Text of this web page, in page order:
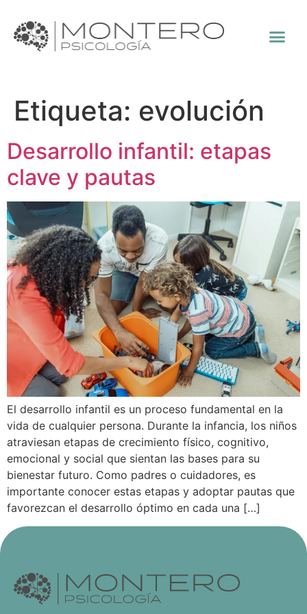
Etiqueta: evolución
Desarrollo infantil: etapas
clave y pautas
El desarrollo infantil es un proceso fundamental en la
vida de cualquier persona. Durante la infancia, los niños
atraviesan etapas de crecimiento físico, cognitivo,
emocional y social que sientan las bases para su
bienestar futuro. Como padres o cuidadores, es
importante conocer estas etapas y adoptar pautas que
favorezcan el desarrollo óptimo en cada una […]